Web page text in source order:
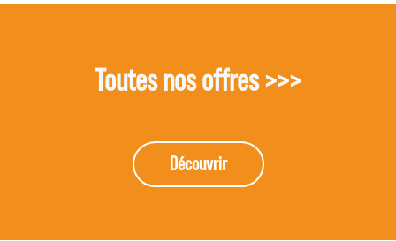
Toutes nos offres >>>
Découvrir